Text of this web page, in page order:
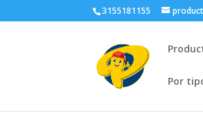
3155181155
Por